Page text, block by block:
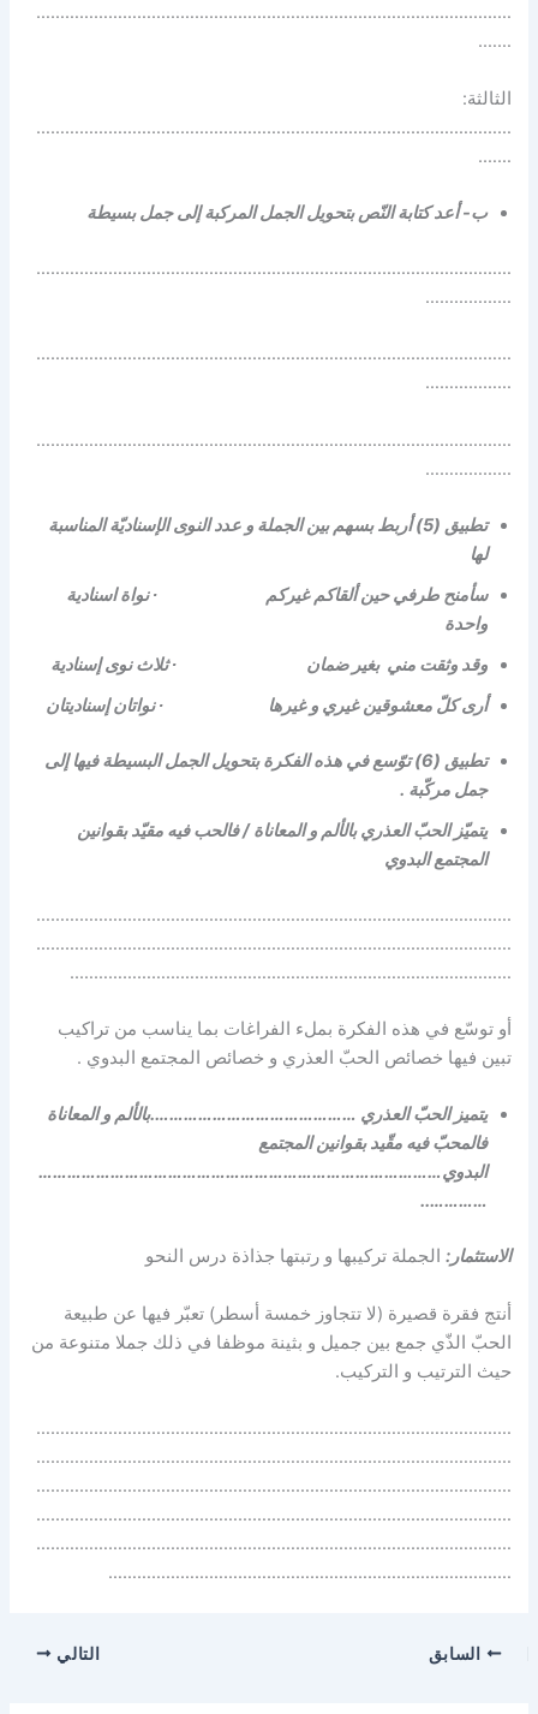
………………………………………………………………………………………
…….
الثالثة:
………………………………………………………………………………………
…….
ب- أعد كتابة النّص بتحويل الجمل المركبة إلى جمل بسيطة
………………………………………………………………………………………
………………
………………………………………………………………………………………
………………
………………………………………………………………………………………
………………
تطبيق (5) أربط بسهم بين الجملة و عدد النوى الإسناديّة المناسبة
لها
سأمنح طرفي حين ألقاكم غيركم ∙ نواة اسنادية
واحدة
وقد وثقت مني بغير ضمان ∙ ثلاث نوى إسنادية
أرى كلّ معشوقين غيري و غيرها ∙ نواتان إسناديتان
تطبيق (6) توّسع في هذه الفكرة بتحويل الجمل البسيطة فيها إلى
جمل مركّبة .
يتميّز الحبّ العذري بالألم و المعاناة / فالحب فيه مقيّد بقوانين
المجتمع البدوي
………………………………………………………………………………………
………………………………………………………………………………………
………………………………………………………………………………..
أو توسّع في هذه الفكرة بملء الفراغات بما يناسب من تراكيب
تبين فيها خصائص الحبّ العذري و خصائص المجتمع البدوي .
يتميز الحبّ العذري …………………………………….بالألم و المعاناة
فالمحبّ فيه مقّيد بقوانين المجتمع
البدوي…………………………………………………………………………
…………..
الاستثمار: الجملة تركيبها و رتبتها جذاذة درس النحو
أنتج فقرة قصيرة (لا تتجاوز خمسة أسطر) تعبّر فيها عن طبيعة
الحبّ الذّي جمع بين جميل و بثينة موظفا في ذلك جملا متنوعة من
حيث الترتيب و التركيب.
………………………………………………………………………………………
………………………………………………………………………………………
………………………………………………………………………………………
………………………………………………………………………………………
………………………………………………………………………………………
…………………………………………………………………………
السابق التالي